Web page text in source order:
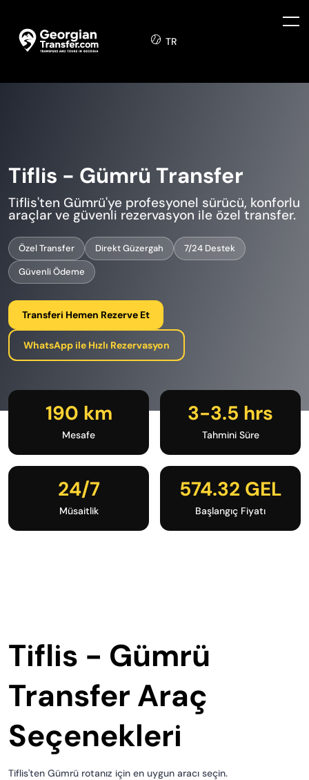
TR
Tiflis - Gümrü Transfer
Tiflis'ten Gümrü'ye profesyonel sürücü, konforlu
araçlar ve güvenli rezervasyon ile özel transfer.
Özel Transfer Direkt Güzergah
7/24 Destek
Güvenli Ödeme
Transferi Hemen Rezerve Et
WhatsApp ile Hızlı Rezervasyon
190 km
Mesafe
3-3.5 hrs
Tahmini Süre
24/7
Müsaitlik
574.32 GEL
Başlangıç Fiyatı
Tiflis - Gümrü
Transfer Araç
Seçenekleri
Tiflis'ten Gümrü rotanız için en uygun aracı seçin.